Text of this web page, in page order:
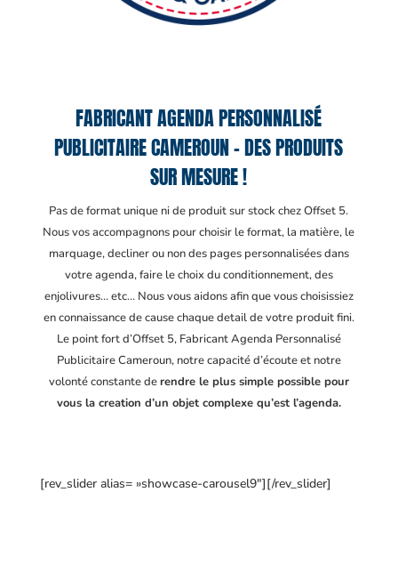
FABRICANT AGENDA PERSONNALISÉ
PUBLICITAIRE CAMEROUN – DES PRODUITS
SUR MESURE !
Pas de format unique ni de produit sur stock chez Offset 5.
Nous vos accompagnons pour choisir le format, la matière, le
marquage, decliner ou non des pages personnalisées dans
votre agenda, faire le choix du conditionnement, des
enjolivures… etc… Nous vous aidons afin que vous choisissiez
en connaissance de cause chaque detail de votre produit fini.
Le point fort d’Offset 5, Fabricant Agenda Personnalisé
Publicitaire Cameroun, notre capacité d’écoute et notre
volonté constante derendre le plus simple possible pour
vous la creation d’un objet complexe qu’est l’agenda.
[rev_slider alias= »showcase-carousel9″][/rev_slider]